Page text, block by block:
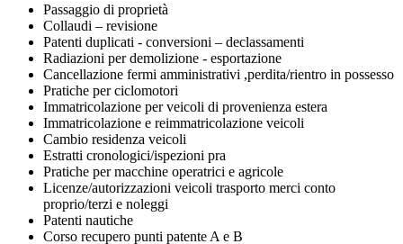
Passaggio di proprietà
Collaudi – revisione
Patenti duplicati - conversioni – declassamenti
Radiazioni per demolizione - esportazione
Cancellazione fermi amministrativi ,perdita/rientro in possesso
Pratiche per ciclomotori
Immatricolazione per veicoli di provenienza estera
Immatricolazione e reimmatricolazione veicoli
Cambio residenza veicoli
Estratti cronologici/ispezioni pra
Pratiche per macchine operatrici e agricole
Licenze/autorizzazioni veicoli trasporto merci conto
proprio/terzi e noleggi
Patenti nautiche
Corso recupero punti patente A e B